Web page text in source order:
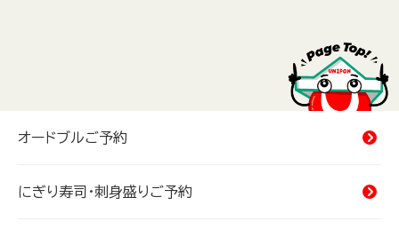
オードブルご予約
にぎり寿司・刺身盛りご予約